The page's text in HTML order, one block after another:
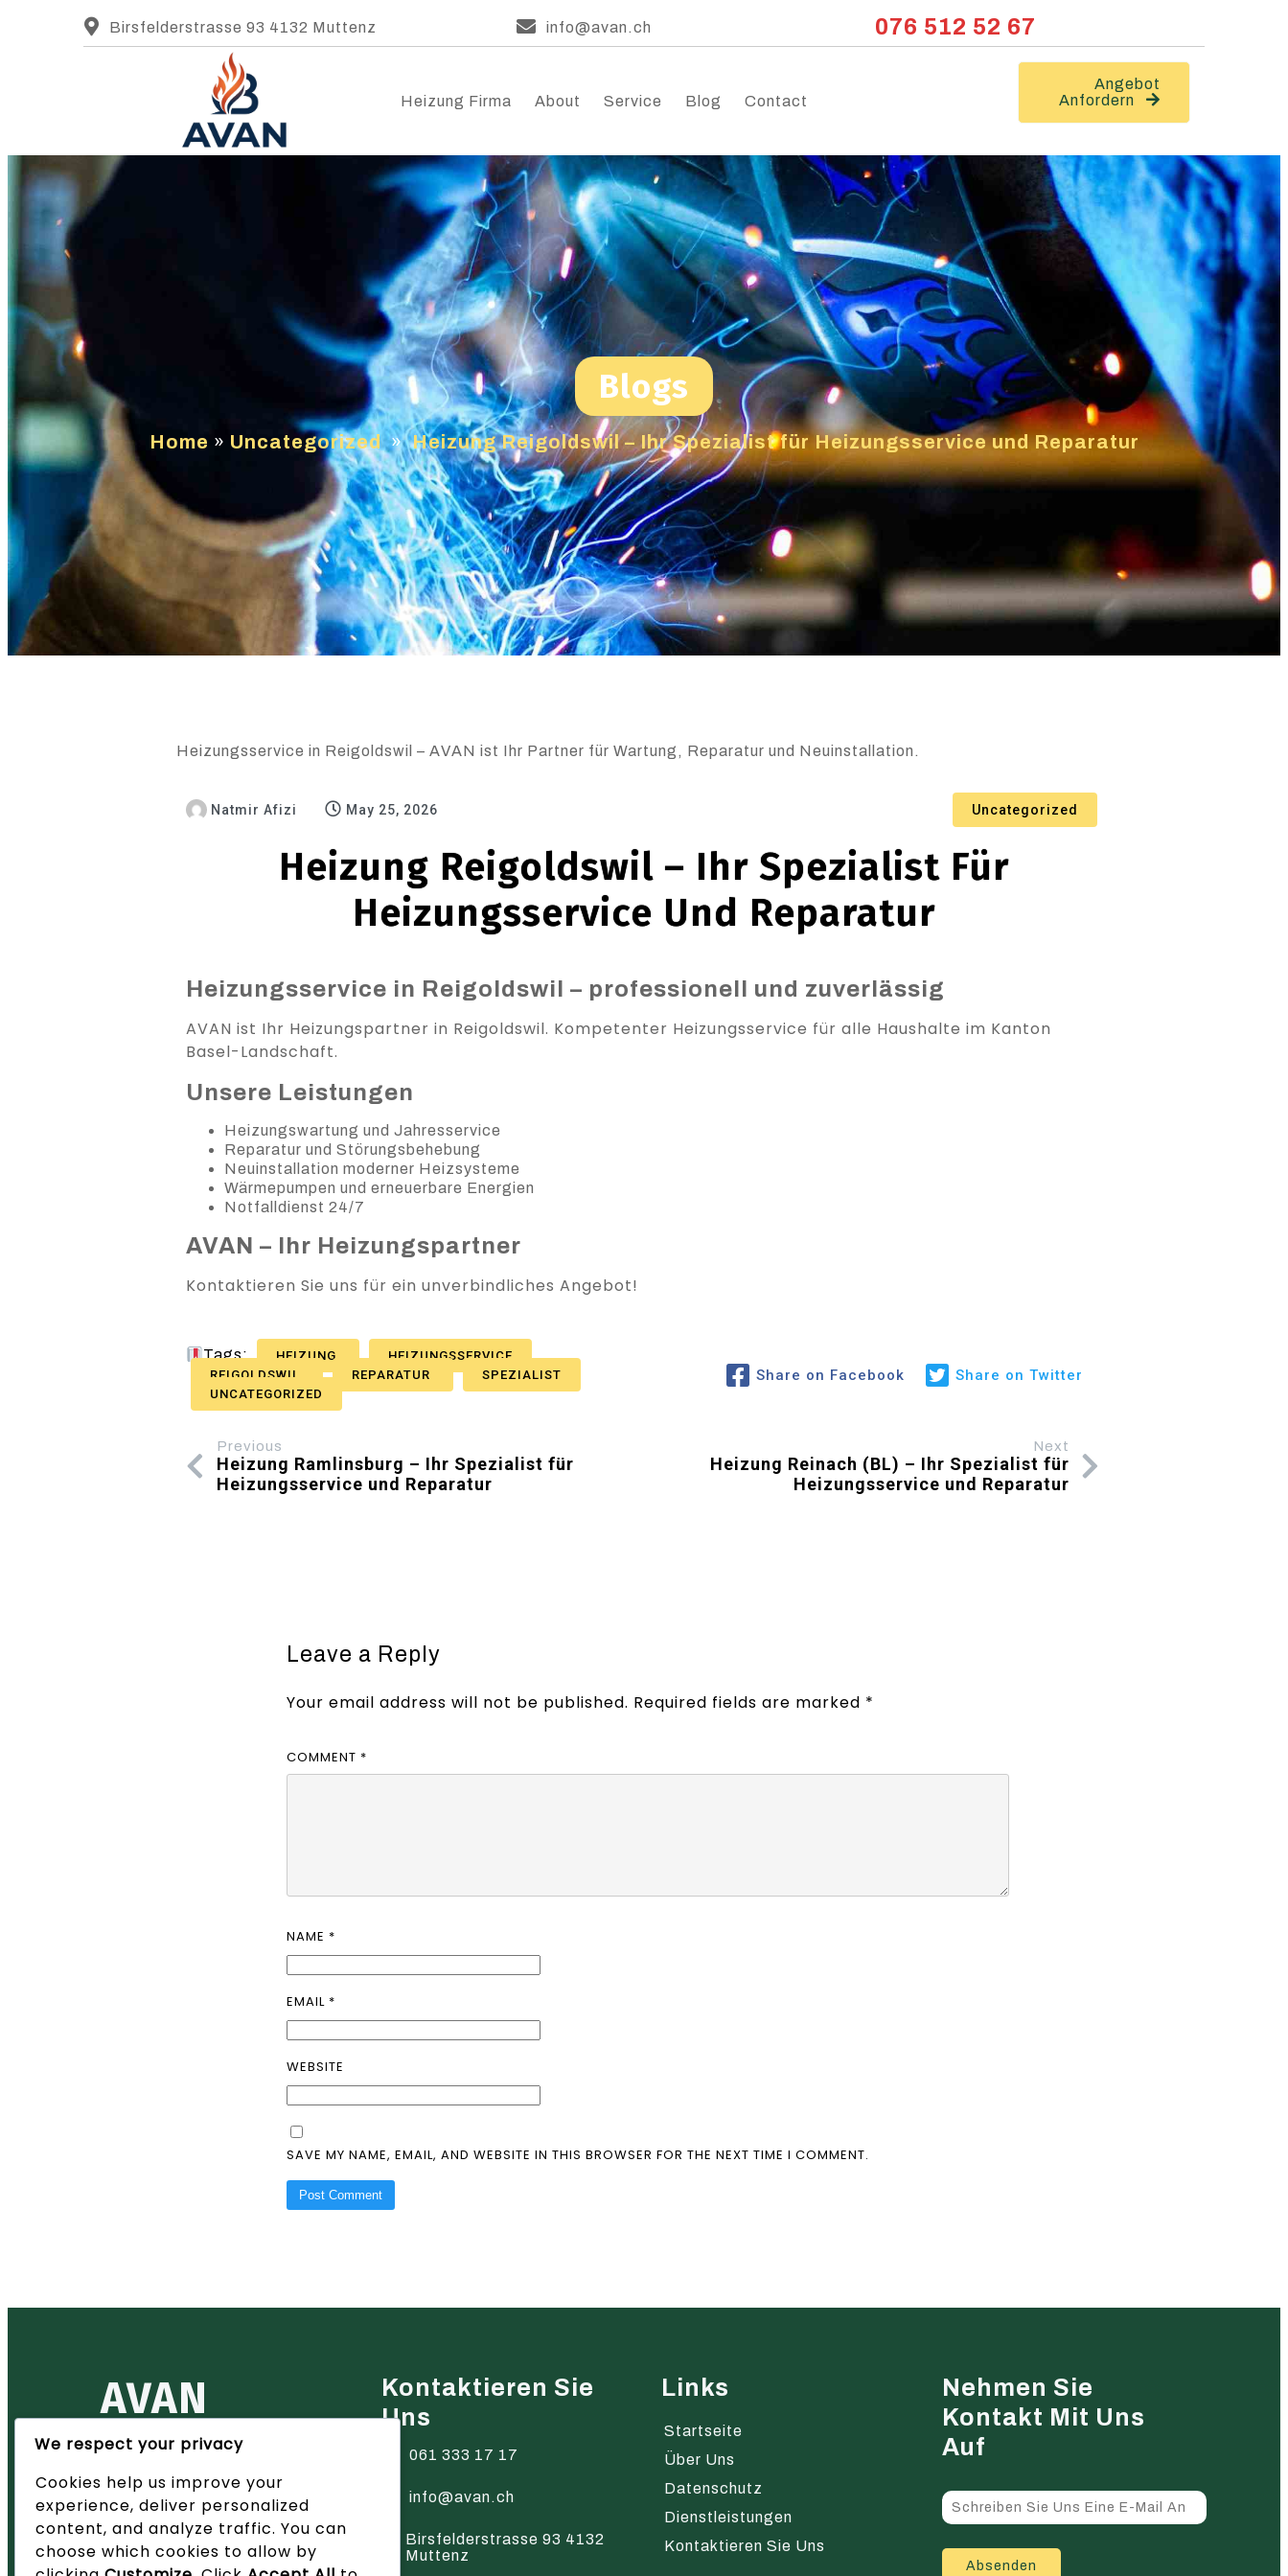
Birsfelderstrasse 93 4132 Muttenz info@avan.ch 076 512 52 67
Heizung Firma About Service Blog Contact
Angebot
Anfordern
Blogs
Home » Uncategorized » Heizung Reigoldswil – Ihr Spezialist für Heizungsservice und Reparatur
Heizungsservice in Reigoldswil – AVAN ist Ihr Partner für Wartung, Reparatur und Neuinstallation.
Natmir Afizi May 25, 2026 Uncategorized
Heizung Reigoldswil – Ihr Spezialist Für
Heizungsservice Und Reparatur
Heizungsservice in Reigoldswil – professionell und zuverlässig
AVAN ist Ihr Heizungspartner in Reigoldswil. Kompetenter Heizungsservice für alle Haushalte im Kanton
Basel-Landschaft.
Unsere Leistungen
Heizungswartung und Jahresservice
Reparatur und Störungsbehebung
Neuinstallation moderner Heizsysteme
Wärmepumpen und erneuerbare Energien
Notfalldienst 24/7
AVAN – Ihr Heizungspartner
Kontaktieren Sie uns für ein unverbindliches Angebot!
Tags: HEIZUNG
HEIZUNGSSERVICE
REIGOLDSWIL
REPARATUR
SPEZIALIST
UNCATEGORIZED
Share on Facebook Share on Twitter
Previous
Heizung Ramlinsburg – Ihr Spezialist für
Heizungsservice und Reparatur
Next
Heizung Reinach (BL) – Ihr Spezialist für
Heizungsservice und Reparatur
Leave a Reply
Your email address will not be published. Required fields are marked *
COMMENT *
NAME *
EMAIL *
WEBSITE
SAVE MY NAME, EMAIL, AND WEBSITE IN THIS BROWSER FOR THE NEXT TIME I COMMENT.
AVAN
Ihr zuverlässiger Partner für
– wir bieten innovative Lösungen
und hervorragenden Service.
Kontaktieren Sie
Uns
061 333 17 17
info@avan.ch
Birsfelderstrasse 93 4132
Muttenz
Links
Startseite
Über Uns
Datenschutz
Dienstleistungen
Kontaktieren Sie Uns
Nehmen Sie
Kontakt Mit Uns
Auf
Absenden
We respect your privacy
Cookies help us improve your
experience, deliver personalized
content, and analyze traffic. You can
choose which cookies to allow by